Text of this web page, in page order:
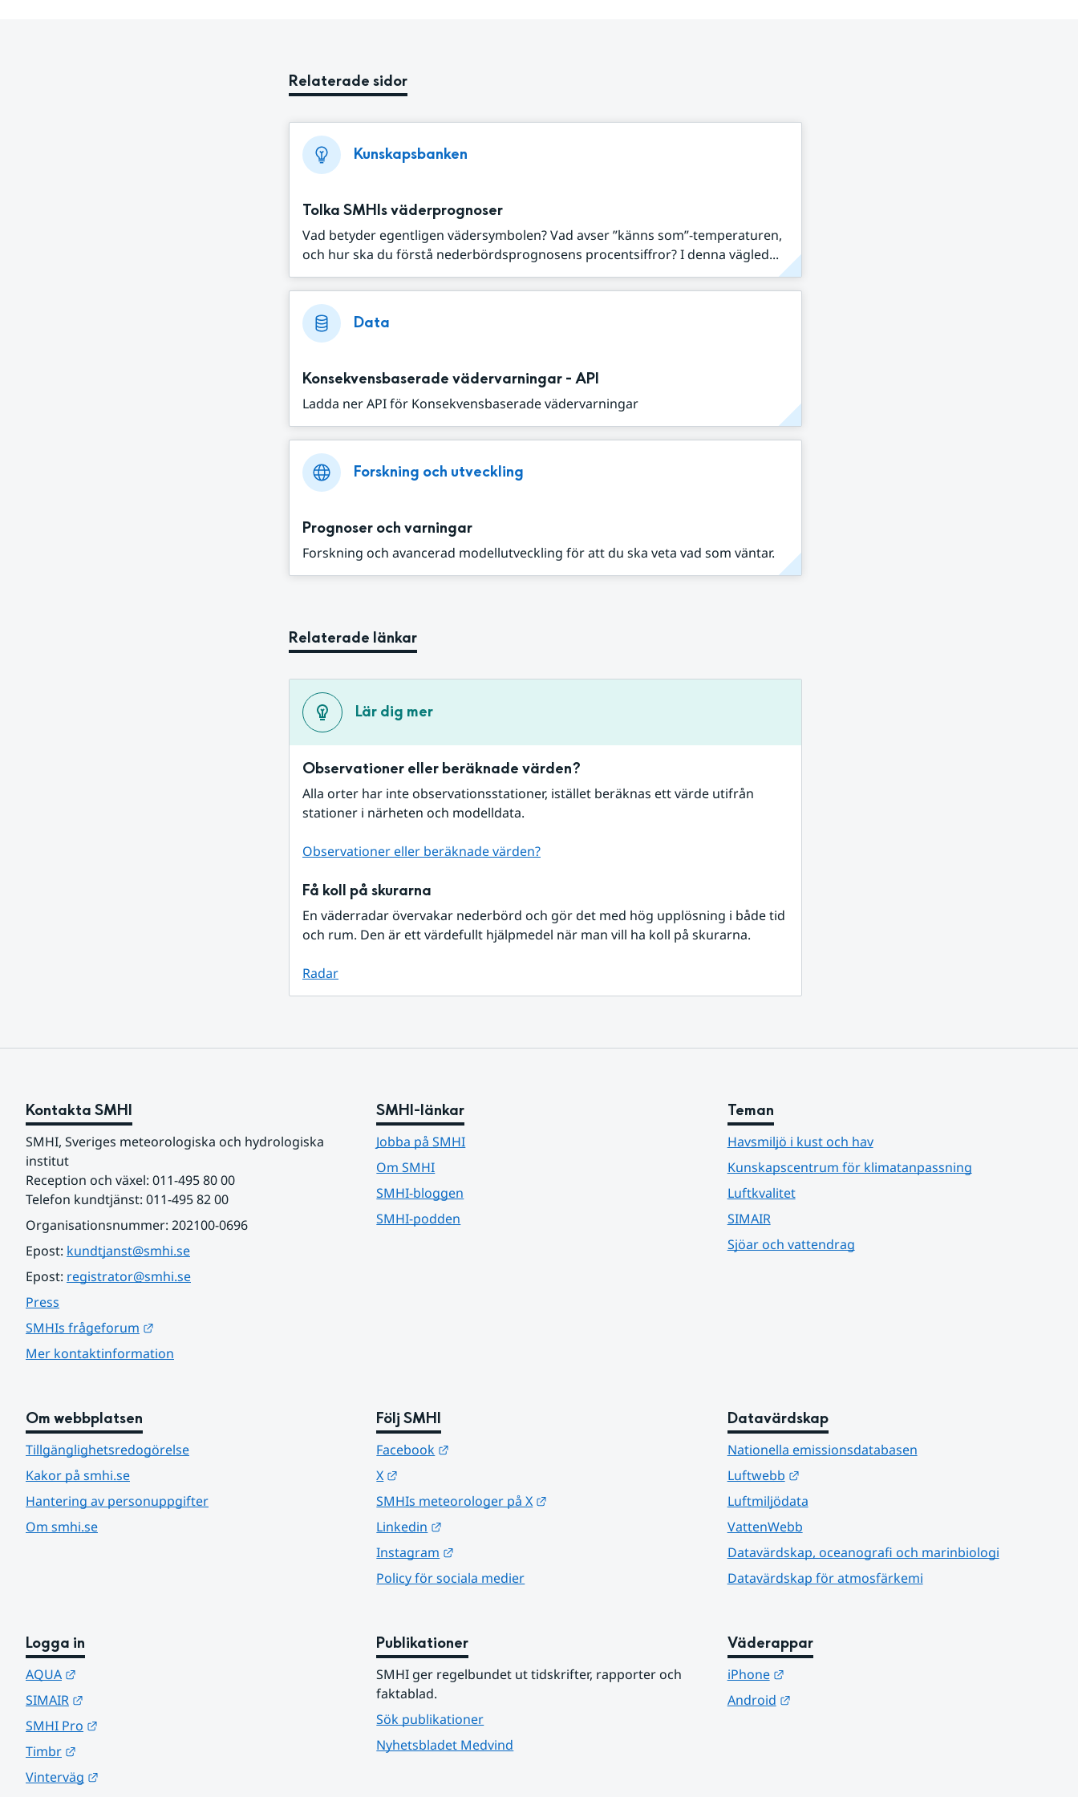
Relaterade sidor
Kunskapsbanken
Tolka SMHIs väderprognoser
Vad betyder egentligen vädersymbolen? Vad avser ”känns som”-temperaturen,
och hur ska du förstå nederbördsprognosens procentsiffror? I denna vägled...
Data
Konsekvensbaserade vädervarningar - API
Ladda ner API för Konsekvensbaserade vädervarningar
Forskning och utveckling
Prognoser och varningar
Forskning och avancerad modellutveckling för att du ska veta vad som väntar.
Relaterade länkar
Lär dig mer
Observationer eller beräknade värden?
Alla orter har inte observationsstationer, istället beräknas ett värde utifrån
stationer i närheten och modelldata.
Observationer eller beräknade värden?
Få koll på skurarna
En väderradar övervakar nederbörd och gör det med hög upplösning i både tid
och rum. Den är ett värdefullt hjälpmedel när man vill ha koll på skurarna.
Radar
Kontakta SMHI
SMHI, Sveriges meteorologiska och hydrologiska
institut
Reception och växel: 011-495 80 00
Telefon kundtjänst: 011-495 82 00
Organisationsnummer: 202100-0696
Epost: kundtjanst@smhi.se
Epost: registrator@smhi.se
Press
SMHIs frågeforum
Mer kontaktinformation
SMHI-länkar
Jobba på SMHI
Om SMHI
SMHI-bloggen
SMHI-podden
Teman
Havsmiljö i kust och hav
Kunskapscentrum för klimatanpassning
Luftkvalitet
SIMAIR
Sjöar och vattendrag
Om webbplatsen
Tillgänglighetsredogörelse
Kakor på smhi.se
Hantering av personuppgifter
Om smhi.se
Följ SMHI
Facebook
X
SMHIs meteorologer på X
Linkedin
Instagram
Policy för sociala medier
Datavärdskap
Nationella emissionsdatabasen
Luftwebb
Länk till annan webbplats.
Luftmiljödata
VattenWebb
Datavärdskap, oceanografi och marinbiologi
Datavärdskap för atmosfärkemi
Logga in
AQUA
SIMAIR
SMHI Pro
Timbr
Vinterväg
Publikationer
SMHI ger regelbundet ut tidskrifter, rapporter och
faktablad.
Sök publikationer
Nyhetsbladet Medvind
Väderappar
iPhone
Länk till annan webbplats.
Android
Länk till annan webbplats.